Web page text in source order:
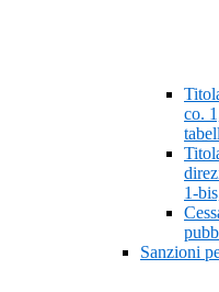
co.
1-
Sanzioni